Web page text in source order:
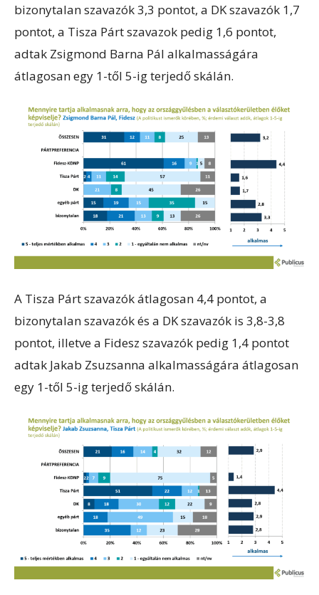
bizonytalan szavazók 3,3 pontot, a DK szavazók 1,7
pontot, a Tisza Párt szavazok pedig 1,6 pontot,
adtak Zsigmond Barna Pál alkalmasságára
átlagosan egy 1-től 5-ig terjedő skálán.
A Tisza Párt szavazók átlagosan 4,4 pontot, a
bizonytalan szavazók és a DK szavazók is 3,8-3,8
pontot, illetve a Fidesz szavazók pedig 1,4 pontot
adtak Jakab Zsuzsanna alkalmasságára átlagosan
egy 1-től 5-ig terjedő skálán.